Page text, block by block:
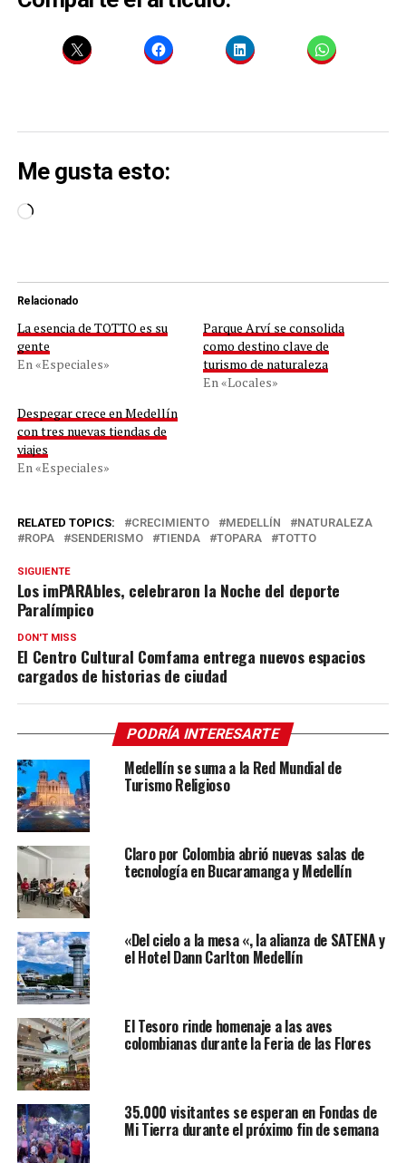
Me gusta esto:
Cargando...
Relacionado
La esencia de TOTTO es su
gente
En «Especiales»
Parque Arví se consolida
como destino clave de
turismo de naturaleza
En «Locales»
Despegar crece en Medellín
con tres nuevas tiendas de
viajes
En «Especiales»
RELATED TOPICS: CRECIMIENTO MEDELLÍN
NATURALEZA
ROPA
SENDERISMO TIENDA TOPARA TOTTO
SIGUIENTE
Los imPARAbles, celebraron la Noche del deporte
Paralímpico
DON'T MISS
El Centro Cultural Comfama entrega nuevos espacios
cargados de historias de ciudad
PODRÍA INTERESARTE
Medellín se suma a la Red Mundial de
Turismo Religioso
Claro por Colombia abrió nuevas salas de
tecnología en Bucaramanga y Medellín
«Del cielo a la mesa «, la alianza de SATENA y
el Hotel Dann Carlton Medellín
El Tesoro rinde homenaje a las aves
colombianas durante la Feria de las Flores
35.000 visitantes se esperan en Fondas de
Mi Tierra durante el próximo fin de semana